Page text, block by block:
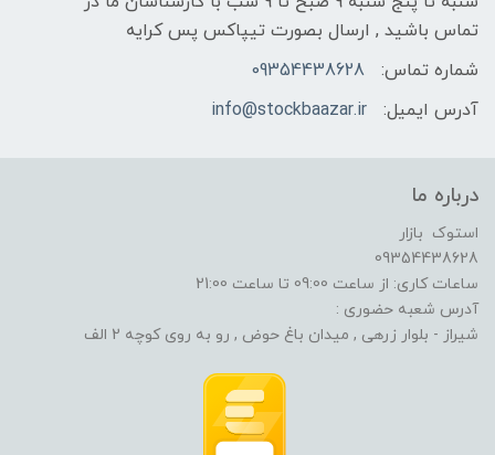
تماس باشید , ارسال بصورت تیپاکس پس کرایه
شماره تماس:
09354438628
آدرس ایمیل:
info@stockbaazar.ir
درباره ما
استوک بازار
09354438628
ساعات کاری: از ساعت 09:00 تا ساعت 21:00
آدرس شعبه حضوری :
شیراز - بلوار زرهی , میدان باغ حوض , رو به روی کوچه 2 الف